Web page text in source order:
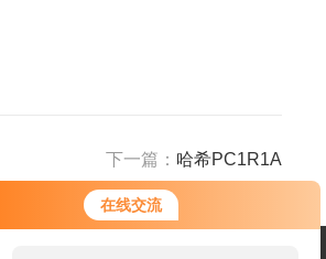
在线交流
下一篇： 哈希PC1R1A